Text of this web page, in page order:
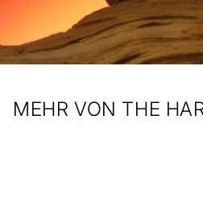
MEHR VON THE